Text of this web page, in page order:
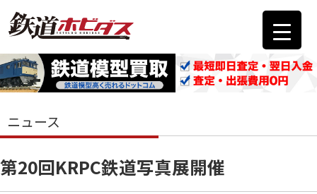
ニュース
第20回KRPC鉄道写真展開催